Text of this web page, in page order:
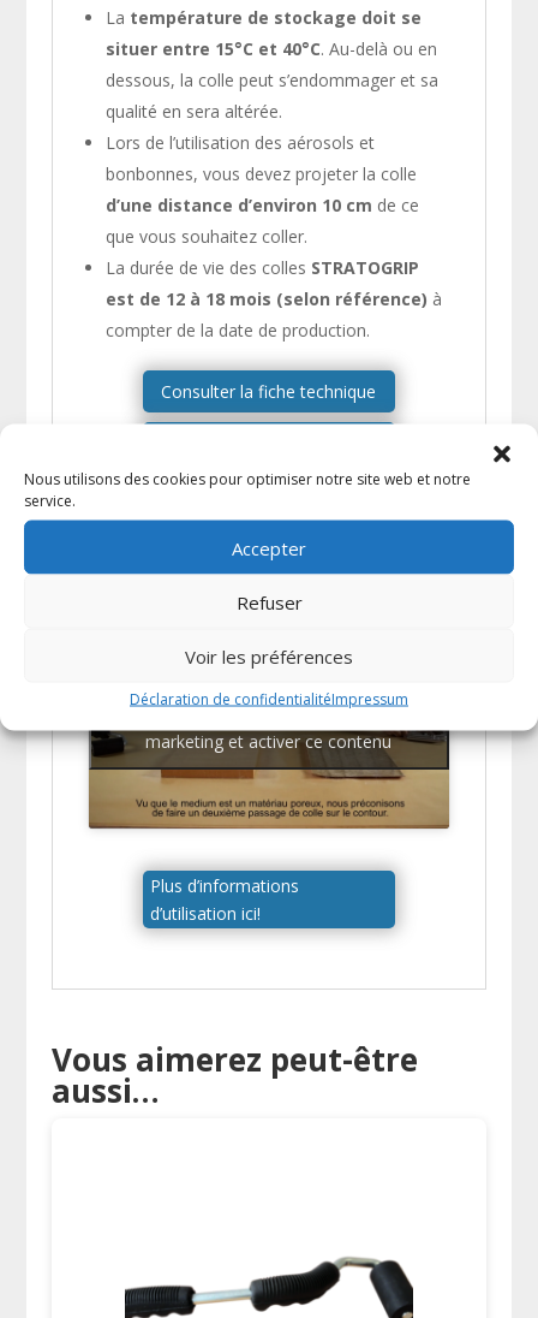
Nous utilisons des cookies pour optimiser notre site web et notre
service.
Accepter
Refuser
Voir les préférences
Déclaration de confidentialitéImpressum
La température de stockage doit se
situer entre 15°C et 40°C. Au-delà ou en
dessous, la colle peut s’endommager et sa
qualité en sera altérée.
Lors de l’utilisation des aérosols et
bonbonnes, vous devez projeter la colle
d’une distance d’environ 10 cm de ce
que vous souhaitez coller.
La durée de vie des colles STRATOGRIP
est de 12 à 18 mois (selon référence) à
compter de la date de production.
Consulter la fiche technique
Comment projeter la colle
STRATOGRIP correctement
?
Cliquez pour accepter les cookies
marketing et activer ce contenu
Plus d’informations
d’utilisation ici!
Vous aimerez peut-être
aussi…